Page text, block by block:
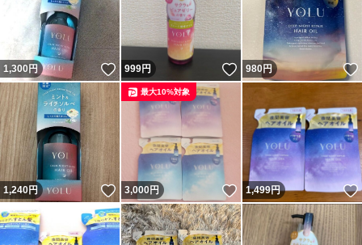
1,300 円 いいね！
999円 いいね！
980円
1,240円 いいね！
3,000円 いいね！
最大10%対象
1,499円